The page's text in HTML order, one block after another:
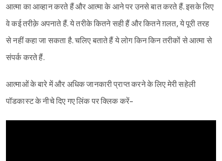
आत्मा का आव्हान करते हैं और आत्मा के आने पर उनसे बात करते हैं. इसके लिए
वे कई तरीक़े अपनाते हैं. ये तरीके कितने सही हैं और कितने ग़लत, ये पूरी तरह
से नहीं कहा जा सकता है. चलिए बताते हैं ये लोग किन किन तरीकों से आत्मा से
संपर्क करते हैं.
आत्माओं के बारे में और अधिक जानकारी प्राप्त करने के लिए मेरी सहेली
पॉडकास्ट के नीचे दिए गए लिंक पर क्लिक करें-